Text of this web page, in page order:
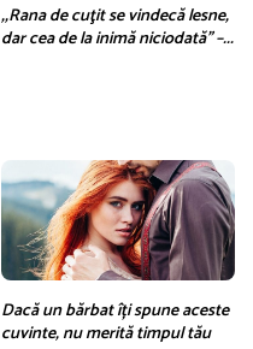
,,Rana de cuţit se vindecă lesne,
dar cea de la inimă niciodată” –...
Dacă un bărbat îți spune aceste
cuvinte, nu merită timpul tău